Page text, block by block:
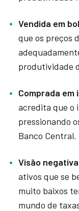
Vendida em
que os preços
produtividade
Comprada
acredita que o
pressionando
Banco Central.
Visão
ativos que se
muito baixos
mundo de